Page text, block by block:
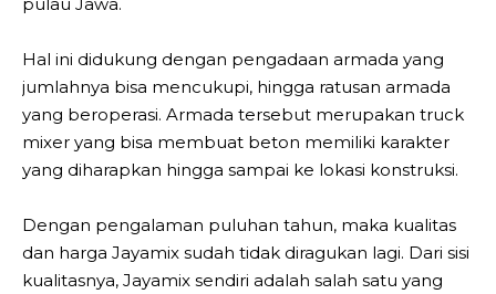
Hal ini didukung dengan pengadaan armada yang
jumlahnya bisa mencukupi, hingga ratusan armada
yang beroperasi. Armada tersebut merupakan truck
mixer yang bisa membuat beton memiliki karakter
yang diharapkan hingga sampai ke lokasi konstruksi.
Dengan pengalaman puluhan tahun, maka kualitas
dan harga Jayamix sudah tidak diragukan lagi. Dari sisi
kualitasnya, Jayamix sendiri adalah salah satu yang